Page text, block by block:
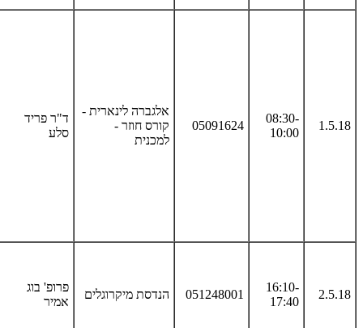
1.5.18
08:30-
10:00
05091624
אלגברה לינארית -
קורס חוזר -
למכנית
ד"ר פריד
סלע
2.5.18
16:10-
17:40
051248001 הנדסת מיקרוגלים
פרופ' בוג
אמיר